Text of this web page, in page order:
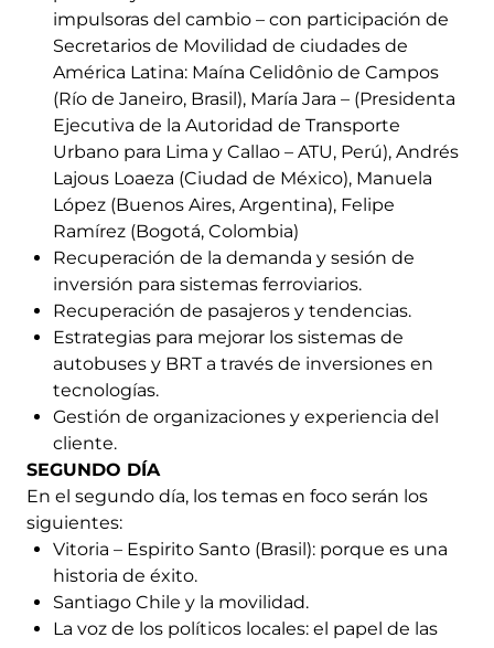
impulsoras del cambio – con participación de
Secretarios de Movilidad de ciudades de
América Latina: Maína Celidônio de Campos
(Río de Janeiro, Brasil), María Jara – (Presidenta
Ejecutiva de la Autoridad de Transporte
Urbano para Lima y Callao – ATU, Perú), Andrés
Lajous Loaeza (Ciudad de México), Manuela
López (Buenos Aires, Argentina), Felipe
Ramírez (Bogotá, Colombia)
Recuperación de la demanda y sesión de
inversión para sistemas ferroviarios.
Recuperación de pasajeros y tendencias.
Estrategias para mejorar los sistemas de
autobuses y BRT a través de inversiones en
tecnologías.
Gestión de organizaciones y experiencia del
cliente.
SEGUNDO DÍA
En el segundo día, los temas en foco serán los
siguientes:
Vitoria – Espirito Santo (Brasil): porque es una
historia de éxito.
Santiago Chile y la movilidad.
La voz de los políticos locales: el papel de las